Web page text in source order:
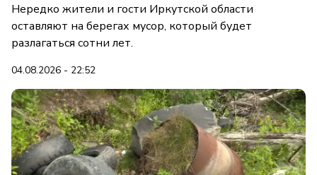
Нередко жители и гости Иркутской области
оставляют на берегах мусор, который будет
разлагаться сотни лет.
04.08.2026 - 22:52